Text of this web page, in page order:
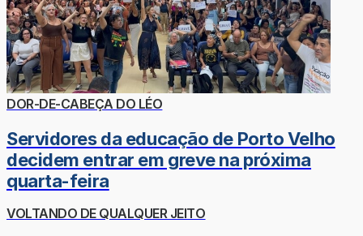
DOR-DE-CABEÇA DO LÉO
Servidores da educação de Porto Velho
decidem entrar em greve na próxima
quarta-feira
VOLTANDO DE QUALQUER JEITO